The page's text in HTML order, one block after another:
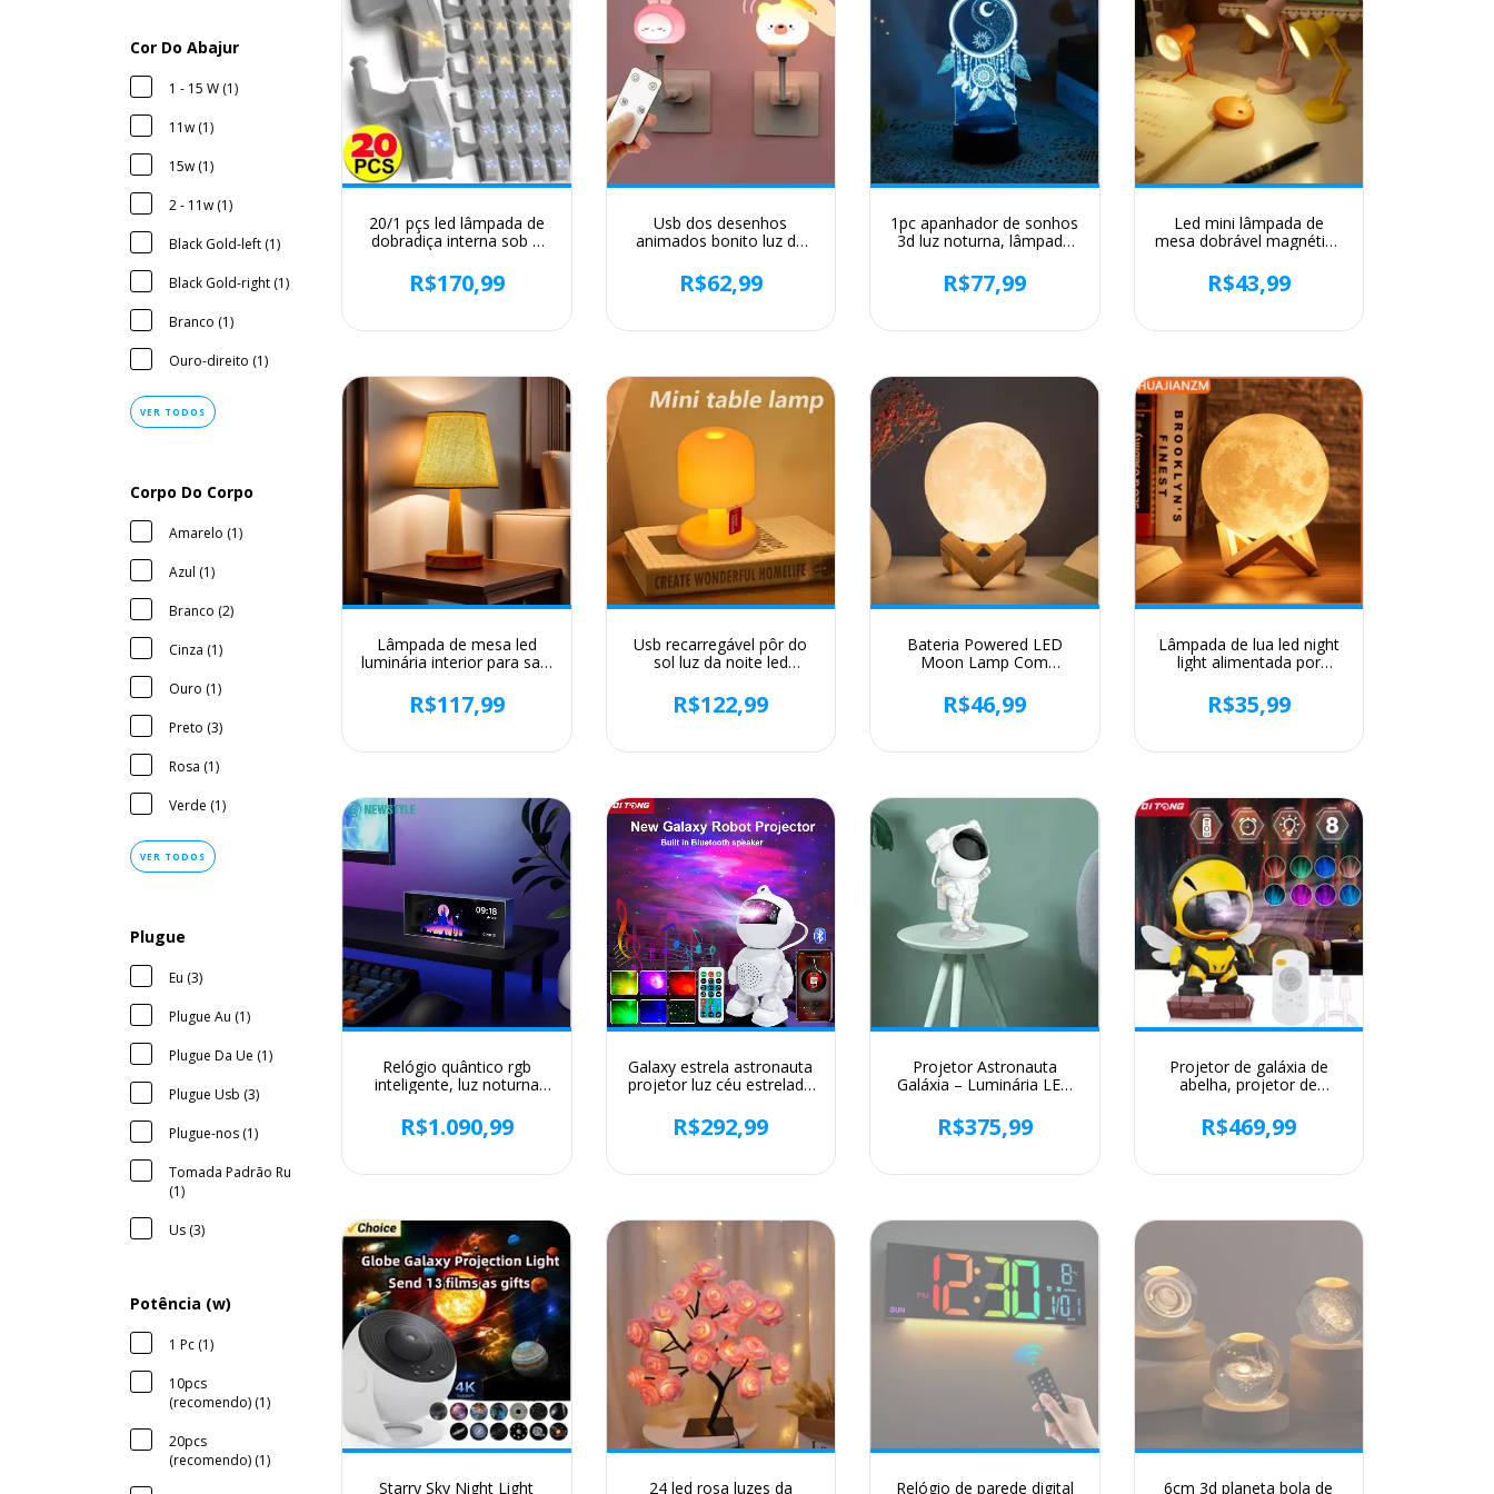
Cor Do Abajur
1 - 15 W (1)
11w (1)
15w (1)
2 - 11w (1)
Black Gold-left (1)
Black Gold-right (1)
Branco (1)
Ouro-direito (1)
VER TODOS
Corpo Do Corpo
Amarelo (1)
Azul (1)
Branco (2)
Cinza (1)
Ouro (1)
Preto (3)
Rosa (1)
Verde (1)
VER TODOS
Plugue
Eu (3)
Plugue Au (1)
Plugue Da Ue (1)
Plugue Usb (3)
Plugue-nos (1)
Tomada Padrão Ru
(1)
Us (3)
Potência (w)
1 Pc (1)
10pcs
(recomendo) (1)
20pcs
(recomendo) (1)
20/1 pçs led lâmpada de
dobradiça interna sob a
sensor luz para armário
cozinha quarto armário
R$170,99
Usb dos desenhos
animados bonito luz da
remoto bebês quarto
decorativo luz de
lâmpada cabeceira
R$62,99
1pc apanhador de sonhos
3d luz noturna, lâmpada
toque, luz ambiente que
muda de 7 cores para o
R$77,99
Led mini lâmpada de
mesa dobrável magnética
leitura livro lâmpadas com
clipe proteção para os
R$43,99
Lâmpada de mesa led
luminária interior para sala
noite decoração desktop
retro estilo japonês luzes
R$117,99
Usb recarregável pôr do
sol luz da noite led
mesa cabeceira quarto
bar decoração atmosfera
R$122,99
Bateria Powered LED
Moon Lamp Com
Light, Decoração do
quarto, Kids Gift, 8cm
R$46,99
Lâmpada de lua led night
light alimentada por
lâmpada estrelada para
decoração do quarto
presente lua lâmpada
R$35,99
Relógio quântico rgb
inteligente, luz noturna
por aplicativo, tela de
exibição de jogos diy para
sala de jogos
R$1.090,99
Galaxy estrela astronauta
projetor luz céu estrelado
decoração quarto
nebulosa led night light
R$292,99
Projetor Astronauta
Galáxia – Luminária LED
R$375,99
Projetor de galáxia de
abelha, projetor de
galáxia, lâmpada LED de
teto de nebulosa
temporizador e controle
R$469,99
Starry Sky Night Light 24 led rosa luzes da Relógio de parede digital 6cm 3d planeta bola de